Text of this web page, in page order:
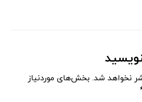
نخواهد شد. بخش‌های موردنیاز